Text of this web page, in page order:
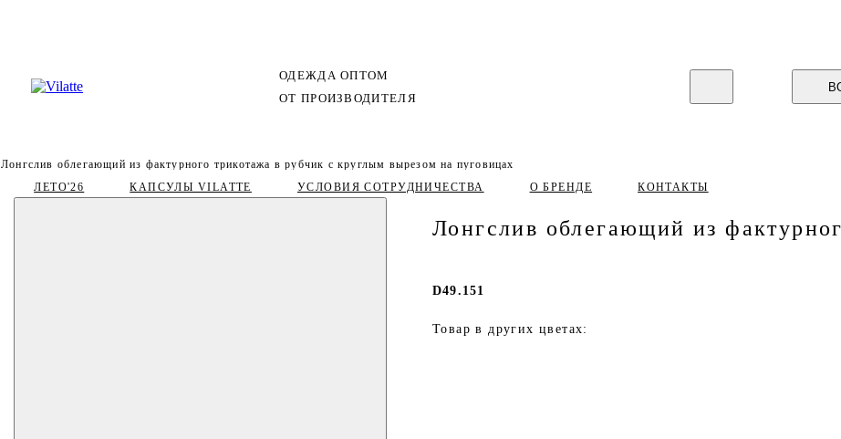
ОДЕЖДА ОПТОМ
ОТ ПРОИЗВОДИТЕЛЯ
ЛЕТО'26 КАПСУЛЫ VILATTE УСЛОВИЯ СОТРУДНИЧЕСТВА О БРЕНДЕ КОНТАКТЫ
Лонгслив облегающий из фактурного трикотажа в рубчик с круглым вырезом на пуговицах
Лонгслив облегающий из
D49.151
Товар в других цветах: